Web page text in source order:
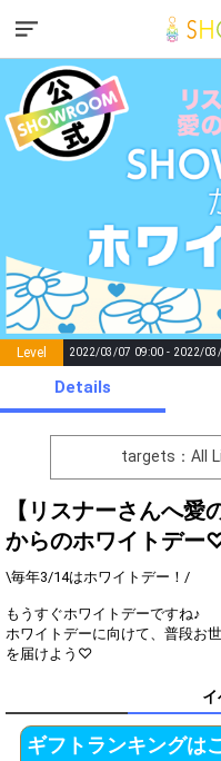
Level 2022/03/07 09:00 - 2022/
Points
0 Event
イベン
一言！
3 500
ギフト
逃して
4 1000
このイ
2000
リスナ
感謝の
このイ
レゼン
7 5000
配信に
の中で
Details
targets：All
【リスナーさんへ愛
からのホワイトデー
\毎年3/14はホワイトデー！/
もうすぐホワイトデーですね♪
ホワイトデーに向けて、普段お
を届けよう♡
ギフトランキングは